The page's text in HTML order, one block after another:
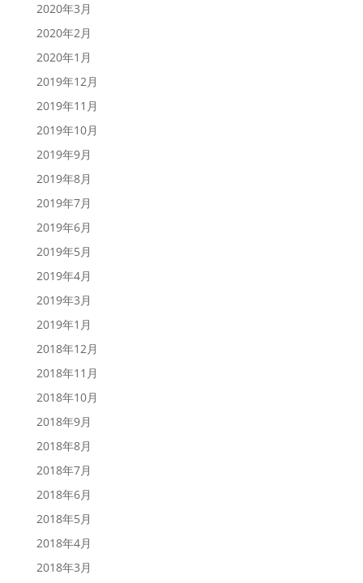
2020年3月
2020年2月
2020年1月
2019年12月
2019年11月
2019年10月
2019年9月
2019年8月
2019年7月
2019年6月
2019年5月
2019年4月
2019年3月
2019年1月
2018年12月
2018年11月
2018年10月
2018年9月
2018年8月
2018年7月
2018年6月
2018年5月
2018年4月
2018年3月